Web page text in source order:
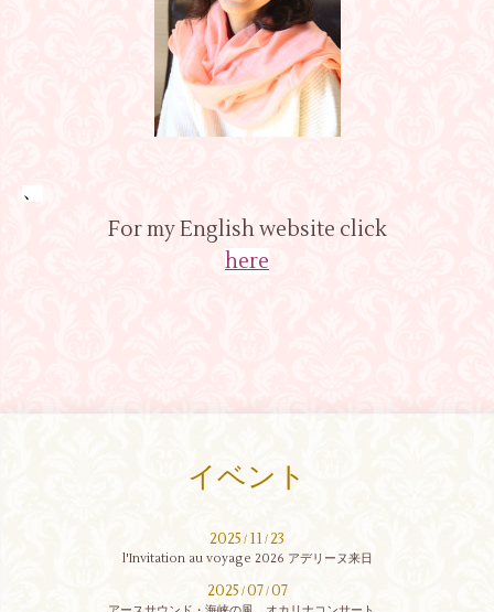
、
For my English website click
here
イベント
2025 / 11/23
l'Invitation au voyage 2026 アデリーヌ来日
2025 /07/07